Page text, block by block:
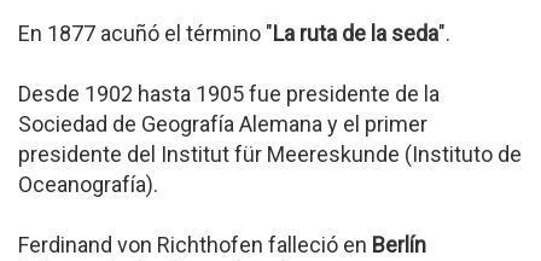
En 1877 acuñó el término "La ruta de la seda".
Desde 1902 hasta 1905 fue presidente de la
Sociedad de Geografía Alemana y el primer
presidente del Institut für Meereskunde (Instituto de
Oceanografía).
Ferdinand von Richthofen falleció en Berlín